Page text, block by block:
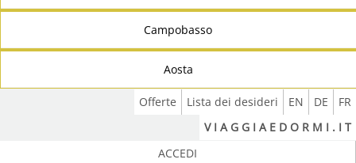
Campobasso
Aosta
FR
DE
EN
Lista dei desideri
Offerte
V I A G G I A E D O R M I . I T
ACCEDI